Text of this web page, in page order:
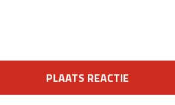
PLAATS REACTIE